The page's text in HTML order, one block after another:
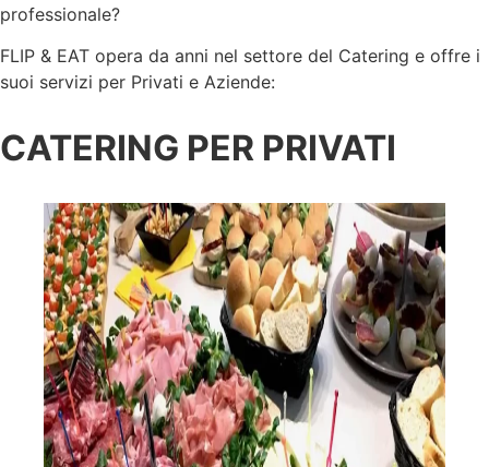
professionale?
FLIP & EAT opera da anni nel settore del Catering e offre i
suoi servizi per Privati e Aziende:
CATERING PER PRIVATI